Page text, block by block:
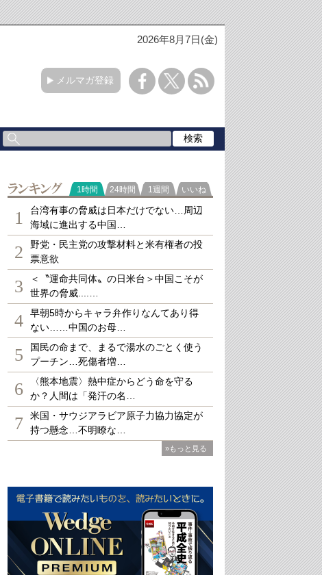
2026年8月7日(金)
メルマガ登録
ランキング
1時間 24時間 1週間 いいね
1
台湾有事の脅威は日本だけでない…周辺
海域に進出する中国…
2
野党・民主党の攻撃材料と米有権者の投
票意欲
3
＜〝運命共同体〟の日米台＞中国こそが
世界の脅威....…
4
早朝5時からキャラ弁作りなんてあり得
ない……中国のお母…
5
国民の命まで、まるで湯水のごとく使う
プーチン…死傷者増…
6
〈熊本地震〉熱中症からどう命を守る
か？人間は「発汗の名…
7
米国・サウジアラビア原子力協力協定が
持つ懸念…不明瞭な…
»もっと見る